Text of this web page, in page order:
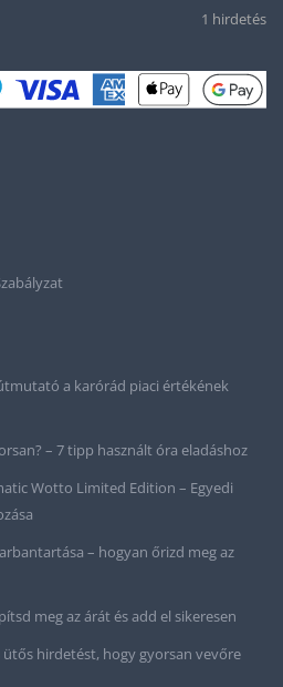
1 hirdetés
a karórád piaci értékének
– 7 tipp használt óra eladáshoz
Wotto Limited Edition – Egyedi
– hogyan őrizd meg az
meg az árát és add el sikeresen
ütős hirdetést, hogy gyorsan vevőre